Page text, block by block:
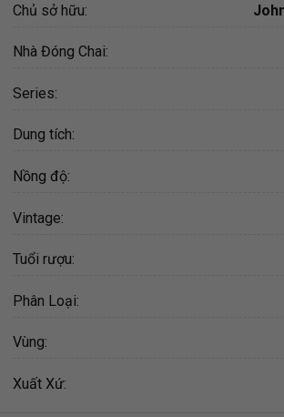
Chủ sở hữu:
Nhà Đóng Chai:
Series:
Dung tích:
Nồng độ:
Vintage:
Tuổi rượu:
Phân Loại:
Vùng:
Xuất Xứ: